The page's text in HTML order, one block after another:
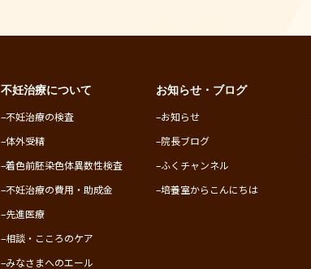
不妊治療について
–不妊治療の検査
–体外受精
–着色前胚染色体異数性検査
–不妊治療の費用・助成金
–先進医療
–相談・こころのケア
–みなさまへのエール
お知らせ・ブログ
–お知らせ
–院長ブログ
–ふくチャンネル
–培養室からこんにちは